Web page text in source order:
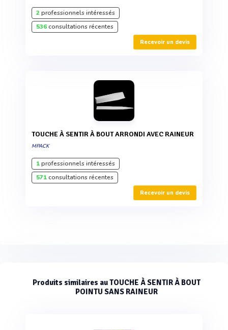
2professionnels intéressés
536consultations récentes
Recevoir un devis
TOUCHE À SENTIR À BOUT ARRONDI AVEC RAINEUR
MPACK
1professionnels intéressés
571consultations récentes
Recevoir un devis
Produits similaires au TOUCHE À SENTIR À BOUT
POINTU SANS RAINEUR